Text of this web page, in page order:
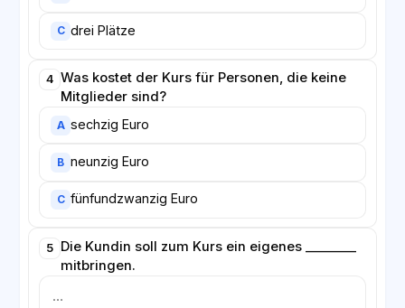
C drei Plätze
4 Was kostet der Kurs für Personen, die keine
Mitglieder sind?
A sechzig Euro
B neunzig Euro
C fünfundzwanzig Euro
5 Die Kundin soll zum Kurs ein eigenes ________
mitbringen.